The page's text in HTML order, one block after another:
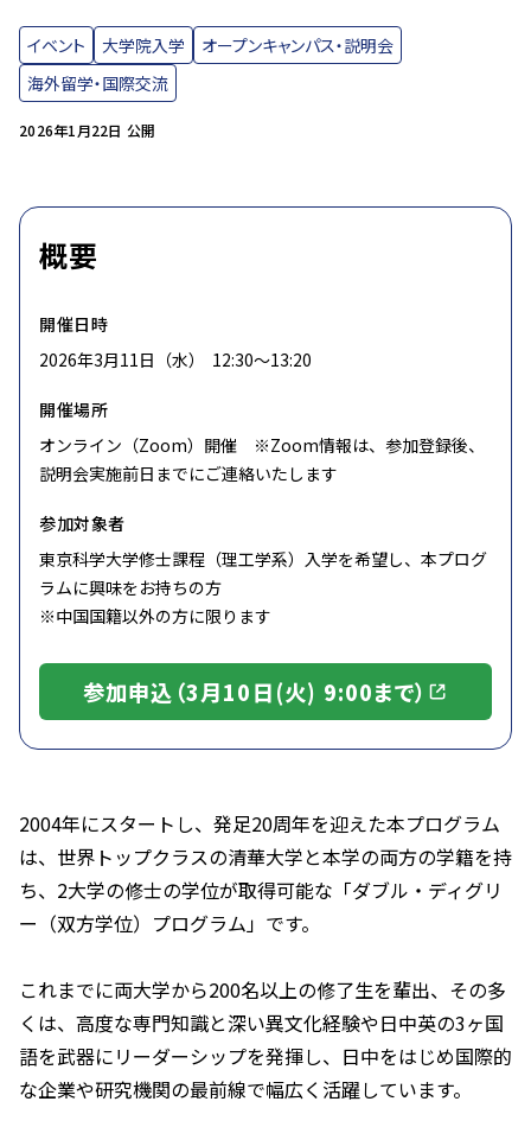
2026年1月22日 公開
イベント 大学院入学
オープンキャンパス・説明会
海外留学・国際交流
概要
開催日時
2026年3月11日（水） 12:30〜13:20
開催場所
オンライン（Zoom）開催 ※Zoom情報は、参加登録後、
説明会実施前日までにご連絡いたします
参加対象者
東京科学大学修士課程（理工学系）入学を希望し、本プログ
ラムに興味をお持ちの方
※中国国籍以外の方に限ります
参加申込（3月10日(火) 9:00まで）
2004年にスタートし、発足20周年を迎えた本プログラム
は、世界トップクラスの清華大学と本学の両方の学籍を持
ち、2大学の修士の学位が取得可能な「ダブル・ディグリ
ー（双方学位）プログラム」です。
これまでに両大学から200名以上の修了生を輩出、その多
くは、高度な専門知識と深い異文化経験や日中英の3ヶ国
語を武器にリーダーシップを発揮し、日中をはじめ国際的
な企業や研究機関の最前線で幅広く活躍しています。